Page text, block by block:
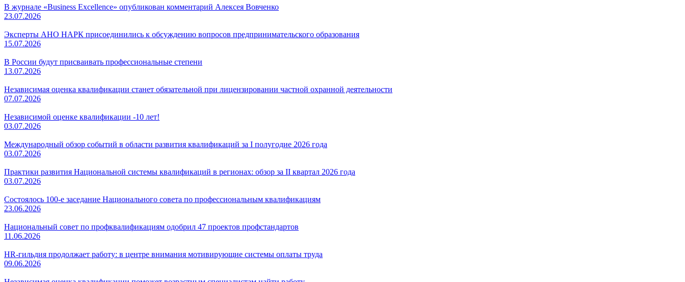
В журнале «Business Excellence» опубликован комментарий Алексея Вовченко
23.07.2026
Эксперты АНО НАРК присоединились к обсуждению вопросов предпринимательского образования
15.07.2026
В России будут присваивать профессиональные степени
13.07.2026
Независимая оценка квалификации станет обязательной при лицензировании частной охранной деятельности
07.07.2026
Независимой оценке квалификации -10 лет!
03.07.2026
Международный обзор событий в области развития квалификаций за I полугодие 2026 года
03.07.2026
Практики развития Национальной системы квалификаций в регионах: обзор за II квартал 2026 года
03.07.2026
Состоялось 100-е заседание Национального совета по профессиональным квалификациям
23.06.2026
Национальный совет по профквалификациям одобрил 47 проектов профстандартов
11.06.2026
HR-гильдия продолжает работу: в центре внимания мотивирующие системы оплаты труда
09.06.2026